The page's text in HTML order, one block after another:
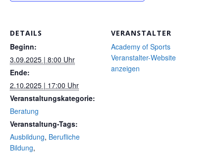
DETAILS
Beginn:
3.09.2025 | 8:00 Uhr
Ende:
2.10.2025 | 17:00 Uhr
Veranstaltungskategorie:
Beratung
Veranstaltung-Tags:
Ausbildung, Berufliche
Bildung,
VERANSTALTER
Academy of Sports
Veranstalter-Website
anzeigen